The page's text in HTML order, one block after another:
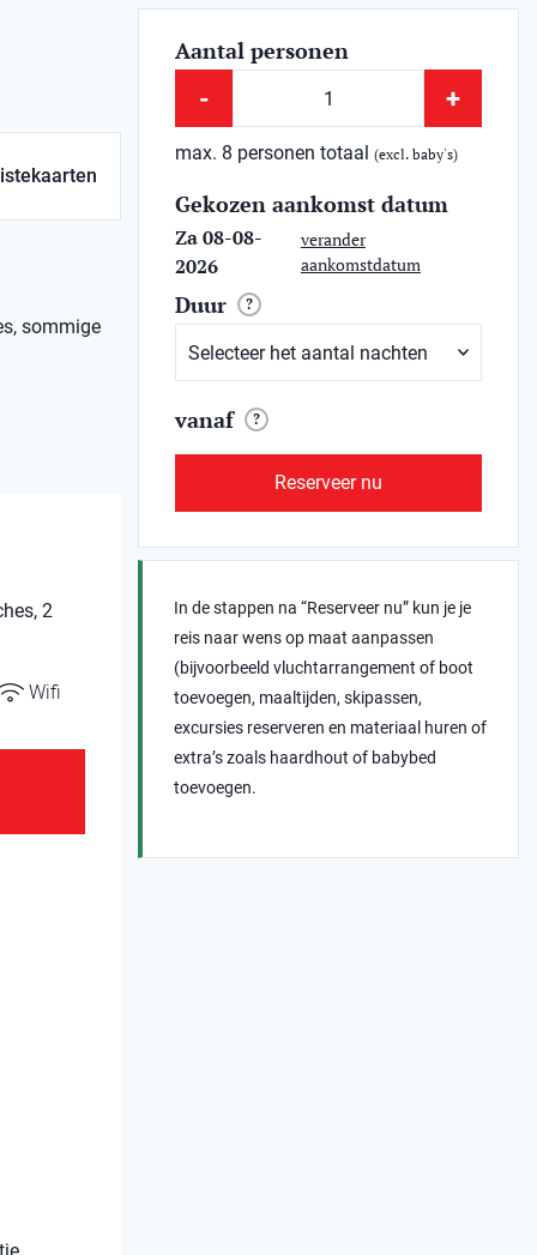
sommige
2
Wifi
Aantal personen
- +
max. 8 personen totaal(excl. baby's)
Gekozen aankomst datum
Za 08-08-
2026
verander
aankomstdatum
Duur ?
vanaf ?
Reserveer nu
In de stappen na “Reserveer nu” kun je je
reis naar wens op maat aanpassen
(bijvoorbeeld vluchtarrangement of boot
toevoegen, maaltijden, skipassen,
excursies reserveren en materiaal huren of
extra’s zoals haardhout of babybed
toevoegen.